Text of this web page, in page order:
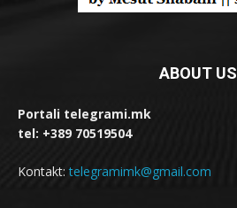
ABOUT US
Portali telegrami.mk
tel: +389 70519504
Kontakt:telegramimk@gmail.com